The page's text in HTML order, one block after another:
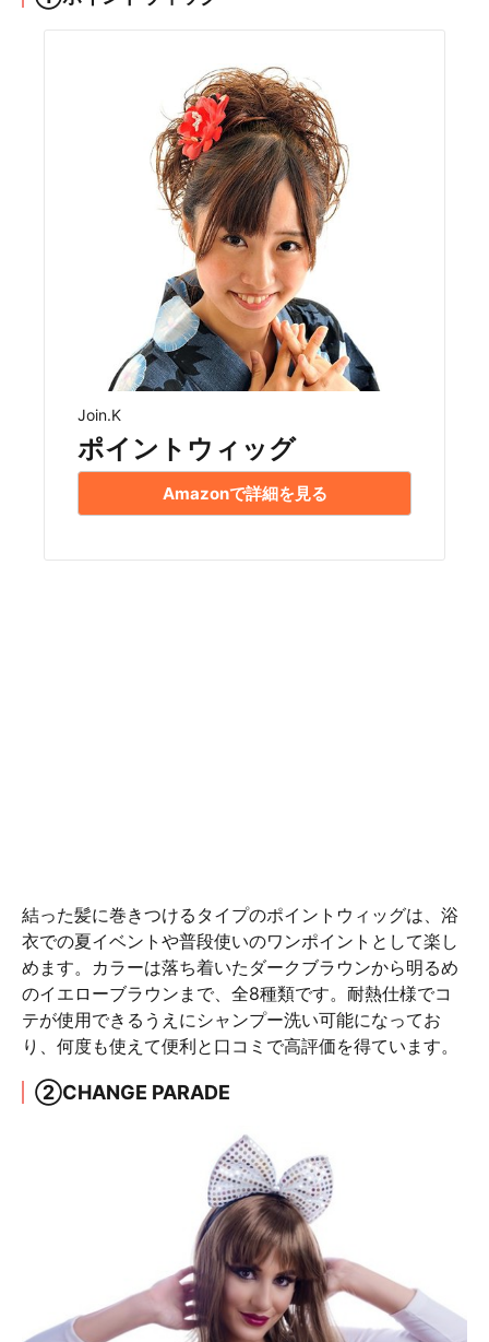
Join.K
ポイントウィッグ
Amazonで詳細を見る
結った髪に巻きつけるタイプのポイントウィッグは、浴
衣での夏イベントや普段使いのワンポイントとして楽し
めます。カラーは落ち着いたダークブラウンから明るめ
のイエローブラウンまで、全8種類です。耐熱仕様でコ
テが使用できるうえにシャンプー洗い可能になってお
り、何度も使えて便利と口コミで高評価を得ています。
②CHANGE PARADE